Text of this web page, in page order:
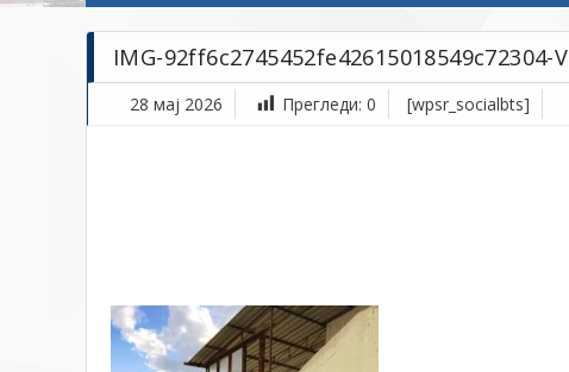
IMG-92ff6c2745452fe42615018549c72304-V
28 мај 2026 Прегледи: 0 [wpsr_socialbts]